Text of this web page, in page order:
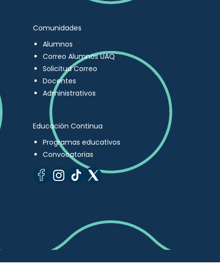
Comunidades
Alumnos
Correo Alumnos UAQ
Solicitud Correo
Docentes
Administrativos
Educación Continua
Programas educativos
Convocatorias